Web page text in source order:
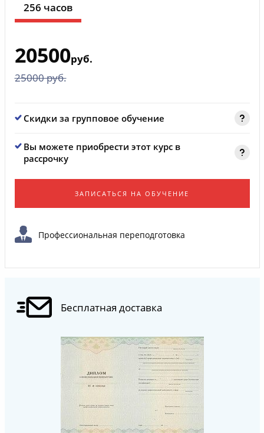
256 часов
20500руб.
25000 руб.
Скидки за групповое обучение
Вы можете приобрести этот курс в
рассрочку
ЗАПИСАТЬСЯ НА ОБУЧЕНИЕ
Профессиональная переподготовка
Бесплатная доставка